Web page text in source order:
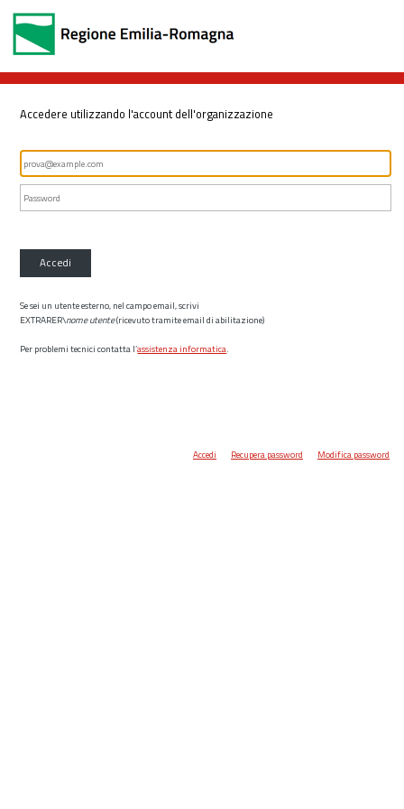
Accedere utilizzando l'account dell'organizzazione
Accedi
Se sei un utente esterno, nel campo email, scrivi
EXTRARER\nome utente(ricevuto tramite email di abilitazione)
Per problemi tecnici contatta l’assistenza informatica.
Accedi Recupera password Modifica password